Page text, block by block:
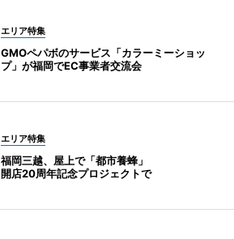
エリア特集
GMOペパボのサービス「カラーミーショッ
プ」が福岡でEC事業者交流会
エリア特集
福岡三越、屋上で「都市養蜂」
開店20周年記念プロジェクトで